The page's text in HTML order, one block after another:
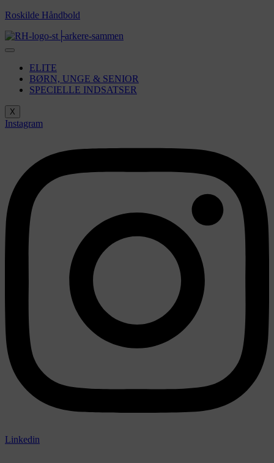
Roskilde Håndbold
ELITE
BØRN, UNGE & SENIOR
SPECIELLE INDSATSER
X
Instagram
Linkedin